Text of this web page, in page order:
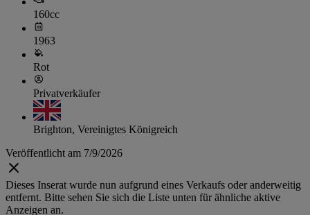
160cc
1963
Rot
Privatverkäufer
Brighton, Vereinigtes Königreich
Veröffentlicht am 7/9/2026
Dieses Inserat wurde nun aufgrund eines Verkaufs oder anderweitig
entfernt. Bitte sehen Sie sich die Liste unten für ähnliche aktive
Anzeigen an.